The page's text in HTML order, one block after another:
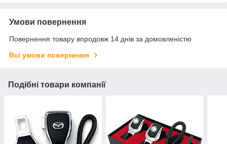
Умови повернення
Повернення товару впродовж 14 днів за домовленістю
Всі умови повернення
Подібні товари компанії